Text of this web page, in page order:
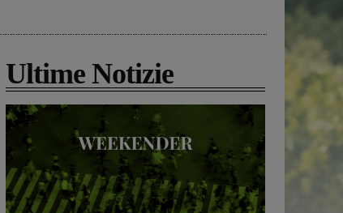
Ultime Notizie